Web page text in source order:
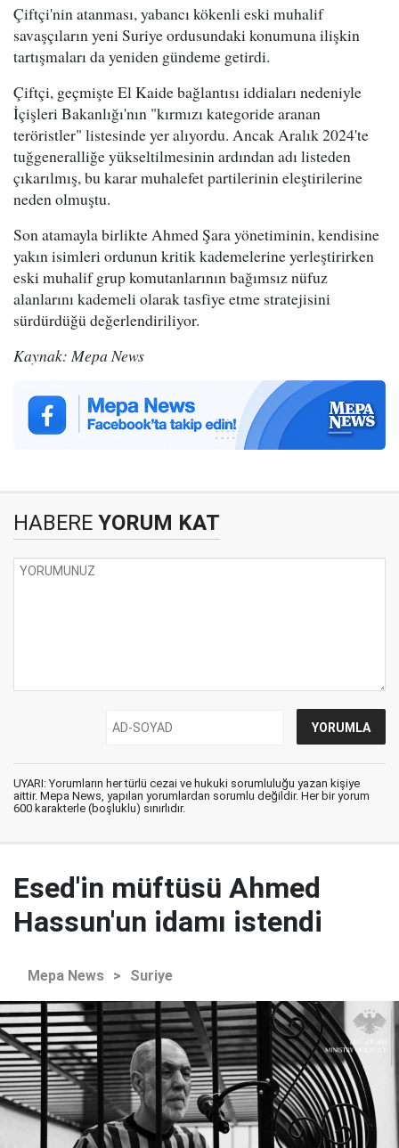
Çiftçi'nin atanması, yabancı kökenli eski muhalif
savaşçıların yeni Suriye ordusundaki konumuna ilişkin
tartışmaları da yeniden gündeme getirdi.
Çiftçi, geçmişte El Kaide bağlantısı iddiaları nedeniyle
İçişleri Bakanlığı'nın "kırmızı kategoride aranan
teröristler" listesinde yer alıyordu. Ancak Aralık 2024'te
tuğgeneralliğe yükseltilmesinin ardından adı listeden
çıkarılmış, bu karar muhalefet partilerinin eleştirilerine
neden olmuştu.
Son atamayla birlikte Ahmed Şara yönetiminin, kendisine
yakın isimleri ordunun kritik kademelerine yerleştirirken
eski muhalif grup komutanlarının bağımsız nüfuz
alanlarını kademeli olarak tasfiye etme stratejisini
sürdürdüğü değerlendiriliyor.
Kaynak: Mepa News
HABERE YORUM KAT
UYARI: Yorumların her türlü cezai ve hukuki sorumluluğu yazan kişiye
aittir. Mepa News, yapılan yorumlardan sorumlu değildir. Her bir yorum
600 karakterle (boşluklu) sınırlıdır.
Esed'in müftüsü Ahmed
Hassun'un idamı istendi
Mepa News > Suriye